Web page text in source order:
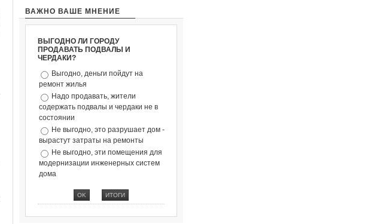
ВАЖНО ВАШЕ МНЕНИЕ
ВЫГОДНО ЛИ ГОРОДУ
ПРОДАВАТЬ ПОДВАЛЫ И
ЧЕРДАКИ?
Выгодно, деньги пойдут на
ремонт жилья
Надо продавать, жители
содержать подвалы и чердаки не в
состоянии
Не выгодно, это разрушает дом -
вырастут затраты на ремонты
Не выгодно, эти помещения для
модернизации инженерных систем
дома